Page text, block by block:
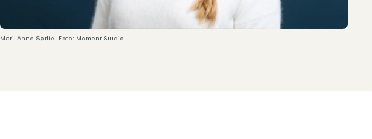
Mari-Anne Sørlie. Foto: Moment Studio.